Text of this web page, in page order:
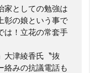
家としての勉強は
彰の娘という事で
は！立花の常套手
大津綾香氏〝抜
みの抗議電話も